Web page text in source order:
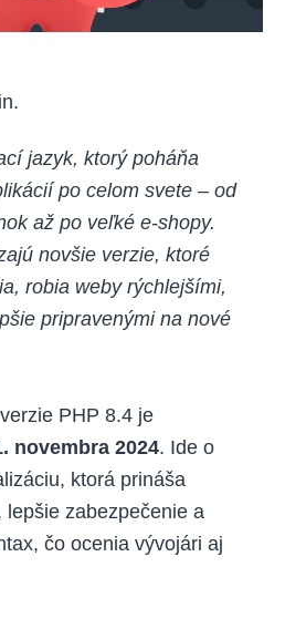
jazyk, ktorý poháňa
po celom svete – od
až po veľké e-shopy.
novšie verzie, ktoré
robia weby rýchlejšími,
pripravenými na nové
PHP 8.4 je
novembra 2024. Ide o
ktorá prináša
zabezpečenie a
čo ocenia vývojári aj